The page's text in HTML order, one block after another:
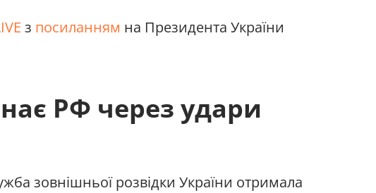
з посиланням на Президента України
РФ через удари
зовнішньої розвідки України отримала